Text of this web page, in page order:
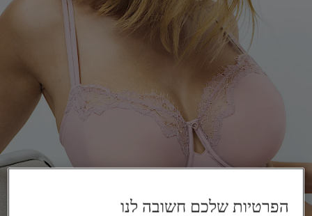
הפרטיות שלכם חשובה לנו